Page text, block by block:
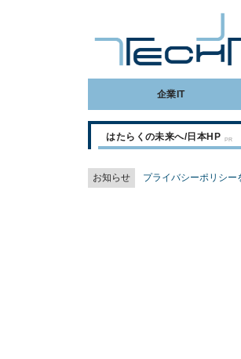
企業IT
はたらくの未来へ/日本HP
お知らせ プライバシーポリシー